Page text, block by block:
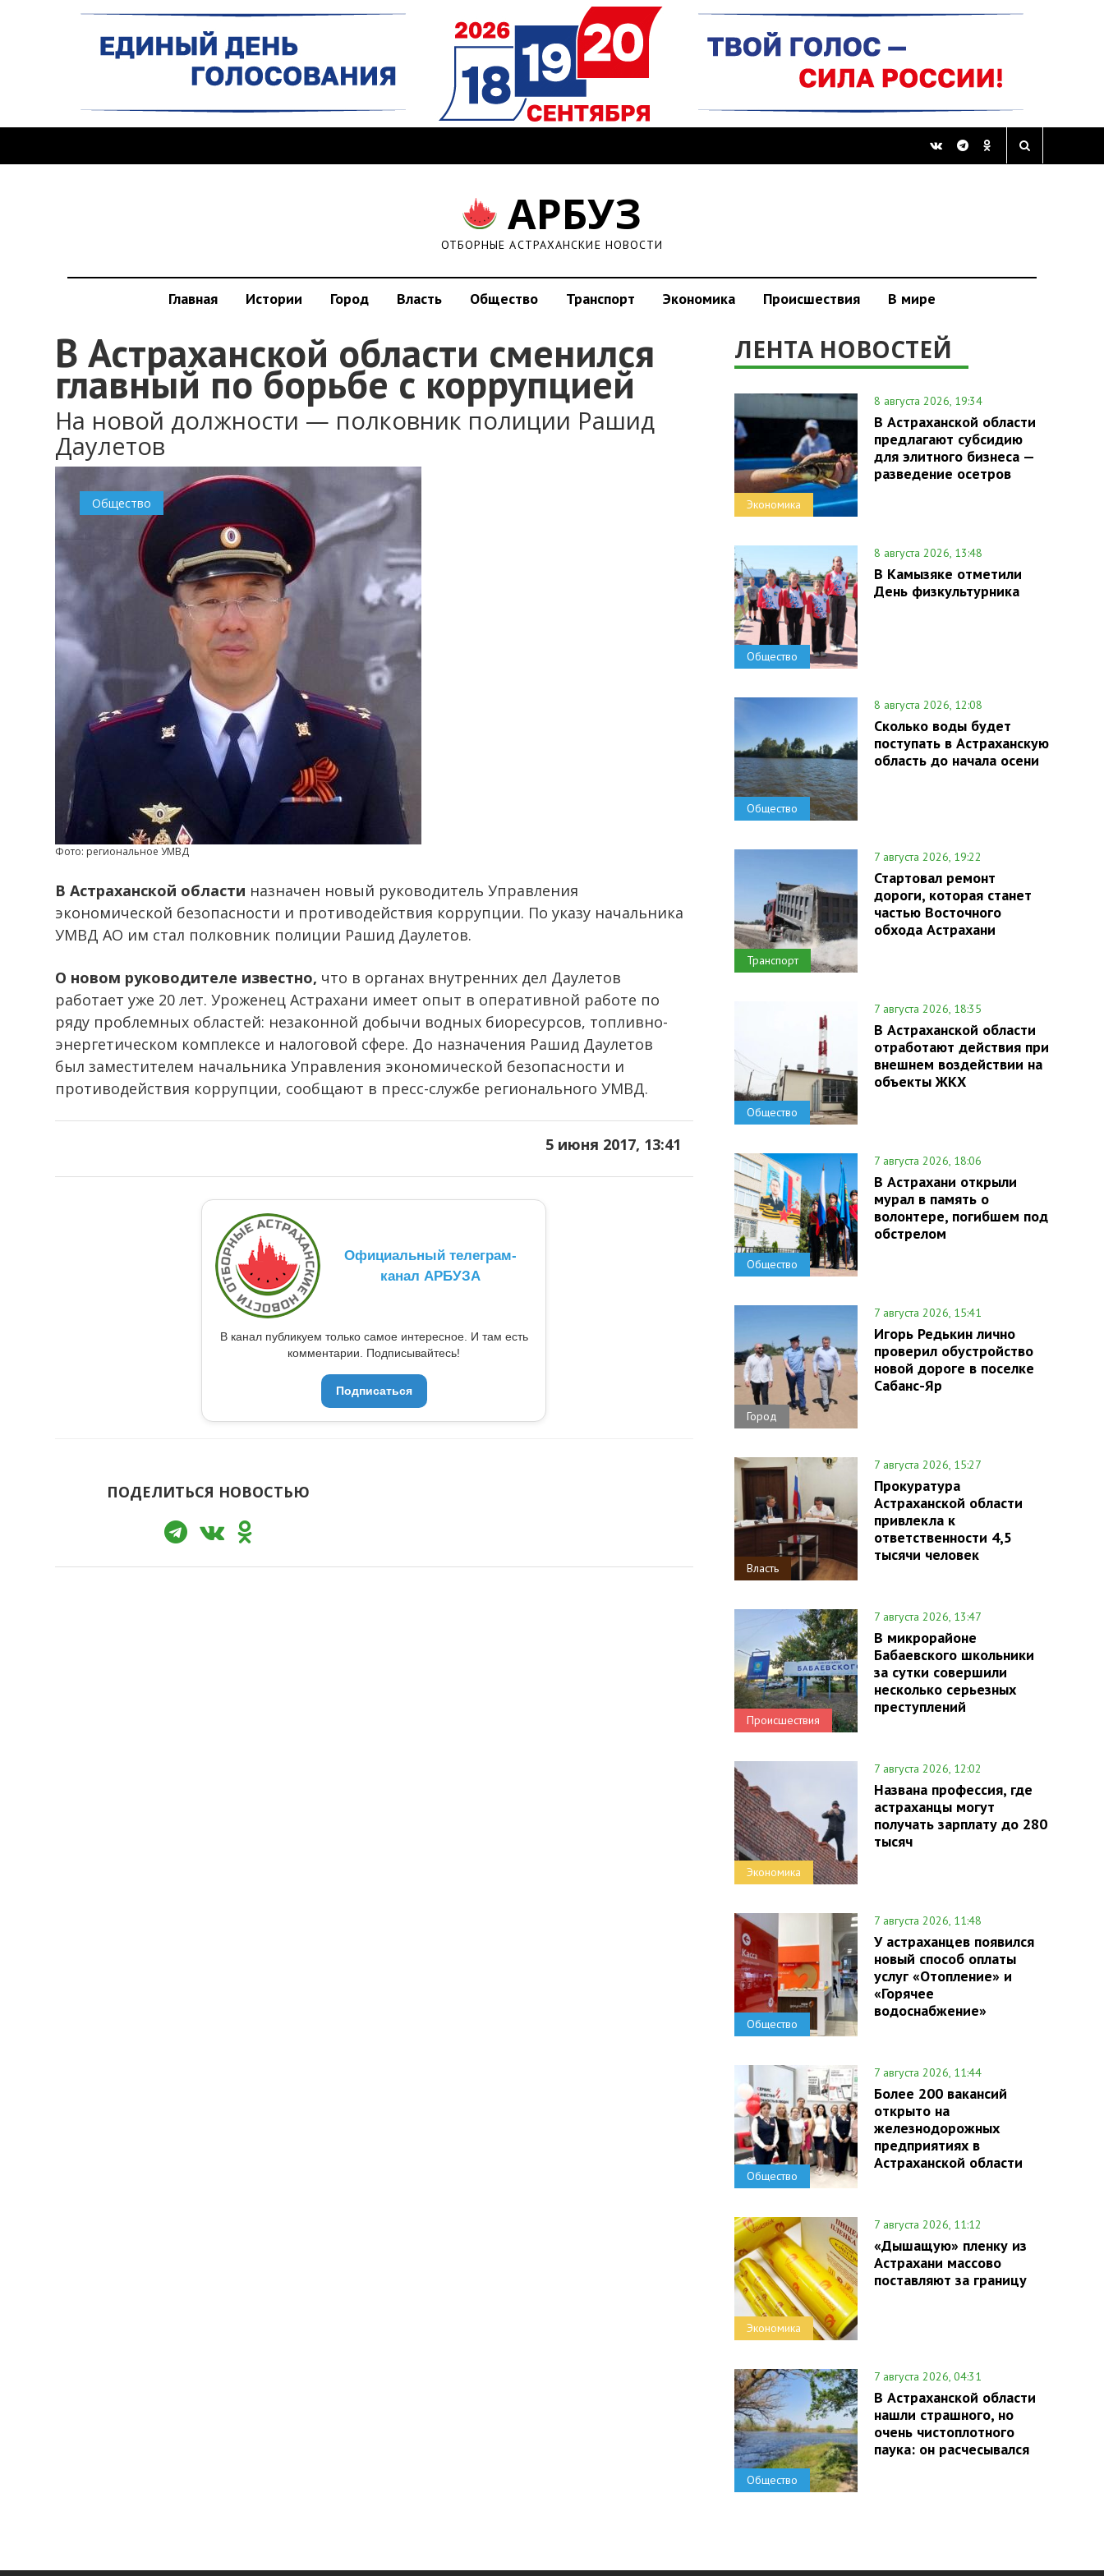
АРБУЗ
ОТБОРНЫЕ АСТРАХАНСКИЕ НОВОСТИ
Главная Истории Город Власть Общество Транспорт Экономика Происшествия В мире
В Астраханской области сменился
главный по борьбе с коррупцией
На новой должности — полковник полиции Рашид
Даулетов
Общество
Фото: региональное УМВД
В Астраханской области назначен новый руководитель Управления
экономической безопасности и противодействия коррупции. По указу начальника
УМВД АО им стал полковник полиции Рашид Даулетов.
О новом руководителе известно, что в органах внутренних дел Даулетов
работает уже 20 лет. Уроженец Астрахани имеет опыт в оперативной работе по
ряду проблемных областей: незаконной добычи водных биоресурсов, топливно-
энергетическом комплексе и налоговой сфере. До назначения Рашид Даулетов
был заместителем начальника Управления экономической безопасности и
противодействия коррупции, сообщают в пресс-службе регионального УМВД.
5 июня 2017, 13:41
Официальный телеграм-
канал АРБУЗА
В канал публикуем только самое интересное. И там есть
комментарии. Подписывайтесь!
Подписаться
ПОДЕЛИТЬСЯ НОВОСТЬЮ
ЛЕНТА НОВОСТЕЙ
Экономика
8 августа 2026, 19:34
В Астраханской области
предлагают субсидию
для элитного бизнеса —
разведение осетров
Общество
8 августа 2026, 13:48
В Камызяке отметили
День физкультурника
Общество
8 августа 2026, 12:08
Сколько воды будет
поступать в Астраханскую
область до начала осени
Транспорт
7 августа 2026, 19:22
Стартовал ремонт
дороги, которая станет
частью Восточного
обхода Астрахани
Общество
7 августа 2026, 18:35
В Астраханской области
отработают действия при
внешнем воздействии на
объекты ЖКХ
Общество
7 августа 2026, 18:06
В Астрахани открыли
мурал в память о
волонтере, погибшем под
обстрелом
Город
7 августа 2026, 15:41
Игорь Редькин лично
проверил обустройство
новой дороге в поселке
Сабанс-Яр
Власть
7 августа 2026, 15:27
Прокуратура
Астраханской области
привлекла к
ответственности 4,5
тысячи человек
Происшествия
7 августа 2026, 13:47
В микрорайоне
Бабаевского школьники
за сутки совершили
несколько серьезных
преступлений
Экономика
7 августа 2026, 12:02
Названа профессия, где
астраханцы могут
получать зарплату до 280
тысяч
Общество
7 августа 2026, 11:48
У астраханцев появился
новый способ оплаты
услуг «Отопление» и
«Горячее
водоснабжение»
Общество
7 августа 2026, 11:44
Более 200 вакансий
открыто на
железнодорожных
предприятиях в
Астраханской области
Экономика
7 августа 2026, 11:12
«Дышащую» пленку из
Астрахани массово
поставляют за границу
Общество
7 августа 2026, 04:31
В Астраханской области
нашли страшного, но
очень чистоплотного
паука: он расчесывался